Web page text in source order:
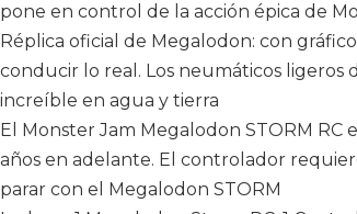
pone en control de la acción épica de
Réplica oficial de Megalodon: con
conducir lo real. Los neumáticos
increíble en agua y tierra
El Monster Jam Megalodon STORM RC
años en adelante. El controlador
parar con el Megalodon STORM